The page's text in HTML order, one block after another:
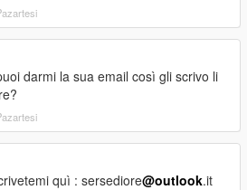
darmi la sua email così gli scrivo li
quì : sersediore@outlook.it